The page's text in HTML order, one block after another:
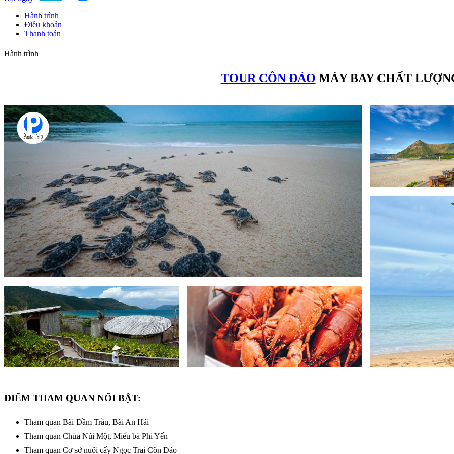
Hành trình
Điều khoản
Thanh toán
Hành trình
TOUR CÔN ĐẢO MÁY BAY CHẤT
ĐIỂM THAM QUAN NỔI BẬT:
Tham quan Bãi Đầm Trầu, Bãi An Hải
Tham quan Chùa Núi Một, Miếu bà Phi Yến
Tham quan Cơ sở nuôi cấy Ngọc Trai Côn Đảo